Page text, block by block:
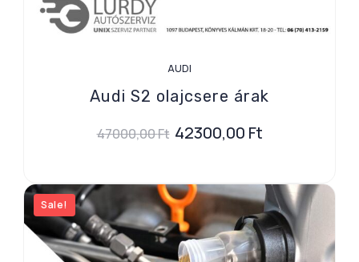
AUDI
Audi S2 olajcsere árak
47000,00Ft 42300,00 Ft
Sale!